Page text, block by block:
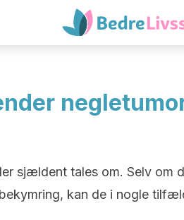
sjældent tales om. Selv om
kan de i nogle